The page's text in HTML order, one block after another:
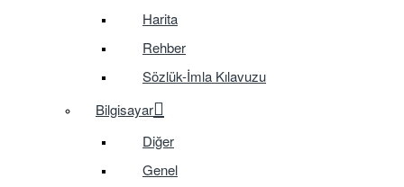
Harita
Rehber
Sözlük-İmla Kılavuzu
Bilgisayar
Diğer
Genel